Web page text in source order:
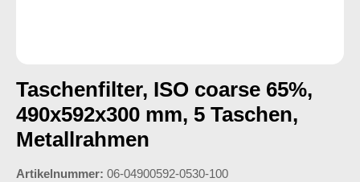
Taschenfilter, ISO coarse 65%,
490x592x300 mm, 5 Taschen,
Metallrahmen
Artikelnummer: 06-04900592-0530-100